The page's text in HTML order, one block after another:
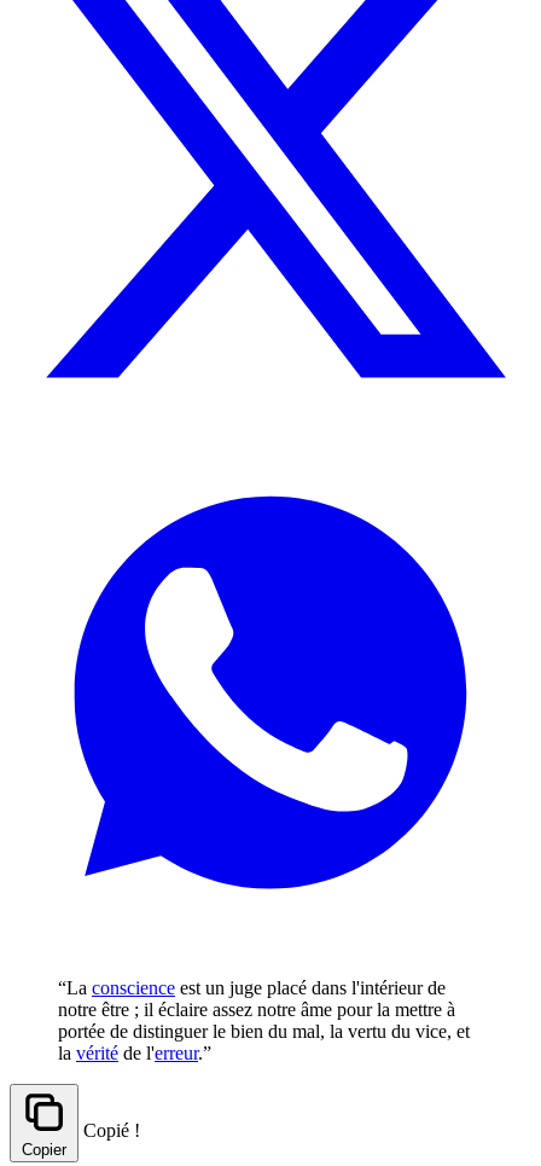
“La conscience est un juge placé dans l'intérieur de
notre être ; il éclaire assez notre âme pour la mettre à
portée de distinguer le bien du mal, la vertu du vice, et
la vérité de l'erreur.”
Copier
Copié !